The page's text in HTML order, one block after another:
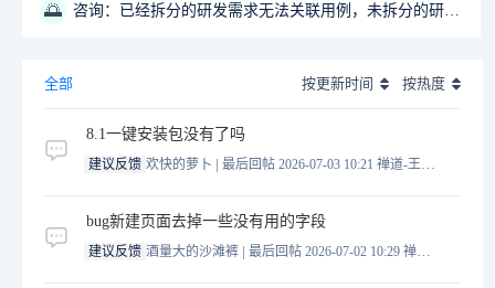
🌅 咨询：已经拆分的研发需求无法关联用例，未拆分的研发需求可以关联用例
全部 按更新时间 按热度
8.1一键安装包没有了吗
建议反馈 欢快的萝卜 | 最后回帖 2026-07-03 10:21 禅道-王誉霖
bug新建页面去掉一些没有用的字段
建议反馈 酒量大的沙滩裤 | 最后回帖 2026-07-02 10:29 禅道-王誉霖